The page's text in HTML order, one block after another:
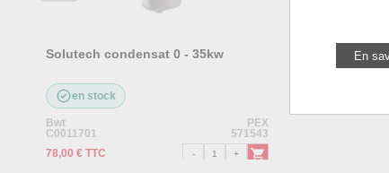
Solutech condensat 0 - 35kw
en stock
Bwt
PEX
C0011701
571543
78,00 € TTC